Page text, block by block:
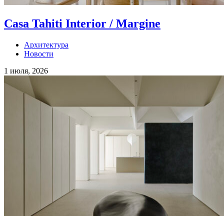
Casa Tahiti Interior / Margine
Архитектура
Новости
1 июля, 2026